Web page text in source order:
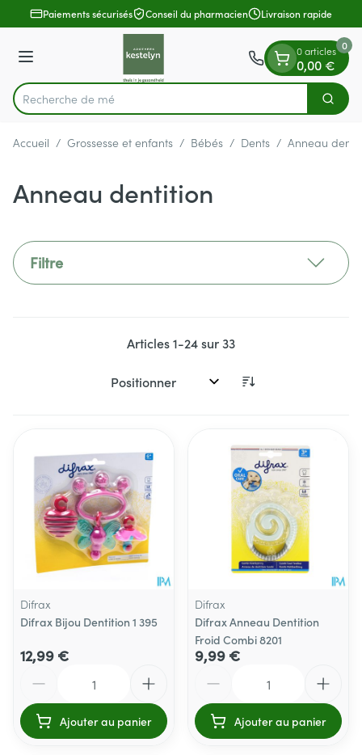
Aller au contenu
1 de 1
Paiements sécurisés Conseil du pharmacien Livraison rapide
Menu
Rechercher
Rech
0 articles
0,00 €
0
Accueil / Grossesse et enfants / Bébés / Dents / Anneau
Anneau dentition
Filtre
Articles1-24sur33
Trier par:
Difrax
Difrax Bijou Dentition 1 395
12,99 €
Ajouter au panier
Difrax
Difrax Anneau Dentition
Froid Combi 8201
9,99 €
Ajouter au panier